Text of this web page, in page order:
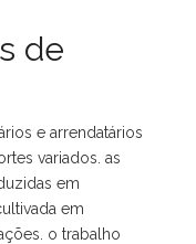
de
e arrendatários
variados. as
em
em
o trabalho